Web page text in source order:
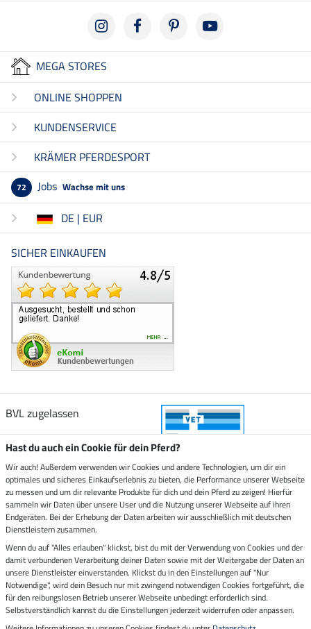
MEGA STORES
ONLINE SHOPPEN
KUNDENSERVICE
KRÄMER PFERDESPORT
72 Jobs Wachse mit uns
DE | EUR
SICHER EINKAUFEN
BVL zugelassen
Zustellung durch
Sicher bezahlen mit
Rechnung Vorkasse
Impressum
Hast du auch ein Cookie für dein Pferd?
Wir auch! Außerdem verwenden wir Cookies und andere Technologien, um dir ein
optimales und sicheres Einkaufserlebnis zu bieten, die Performance unserer Webseite
zu messen und um dir relevante Produkte für dich und dein Pferd zu zeigen! Hierfür
sammeln wir Daten über unsere User und die Nutzung unserer Webseite auf ihren
Endgeräten. Bei der Erhebung der Daten arbeiten wir ausschließlich mit deutschen
Dienstleistern zusammen.
Wenn du auf "Alles erlauben" klickst, bist du mit der Verwendung von Cookies und der
damit verbundenen Verarbeitung deiner Daten sowie mit der Weitergabe der Daten an
unsere Dienstleister einverstanden. Klickst du in den Einstellungen auf "Nur
Notwendige", wird dein Besuch nur mit zwingend notwendigen Cookies fortgeführt, die
für den reibungslosen Betrieb unserer Webseite unbedingt erforderlich sind.
Selbstverständlich kannst du die Einstellungen jederzeit widerrufen oder anpassen.